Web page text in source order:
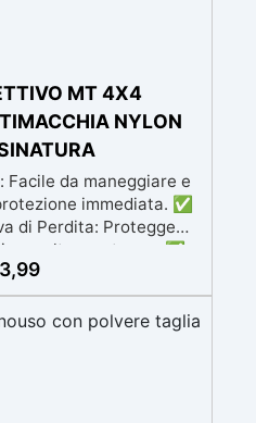
MT 4X4
NYLON
da maneggiare e
immediata. ✅
di Perdita: Protegge
e altre sostanze. ✅
Può essere ritagliato in
adattarsi a diverse
e Riciclabile: Facile
volte, sostenibile. ✅
3,99